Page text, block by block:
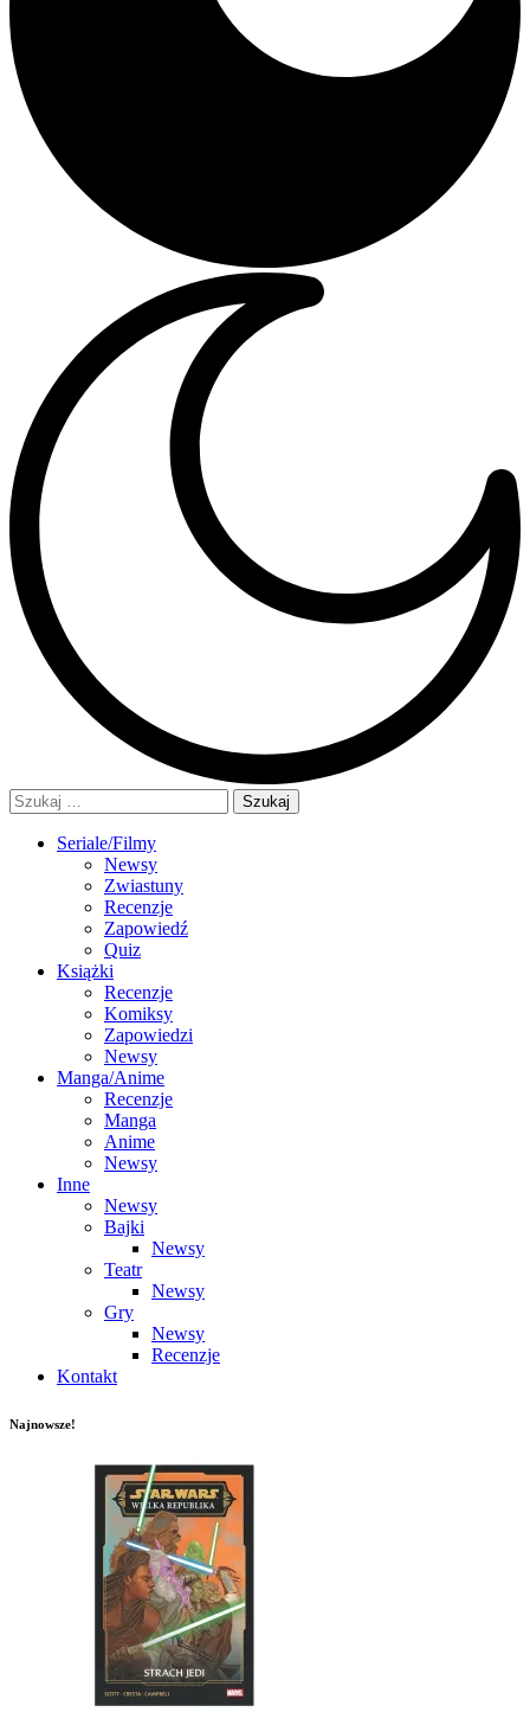
Szukaj:
Seriale/Filmy
Newsy
Zwiastuny
Recenzje
Zapowiedź
Quiz
Książki
Recenzje
Komiksy
Zapowiedzi
Newsy
Manga/Anime
Recenzje
Manga
Anime
Newsy
Inne
Newsy
Bajki
Newsy
Teatr
Newsy
Gry
Newsy
Recenzje
Kontakt
Najnowsze!